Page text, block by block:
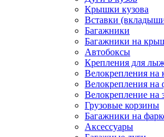
Крышки кузова
Вставки
Багажники
Багажники на
Автобоксы
Крепления для
Велокрепления
Велокрепления на
Велокрепление на
Грузовые корзины
Багажники на
Аксессуары